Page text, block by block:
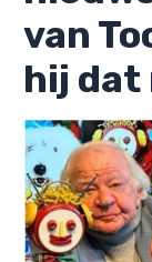
van
hij dat